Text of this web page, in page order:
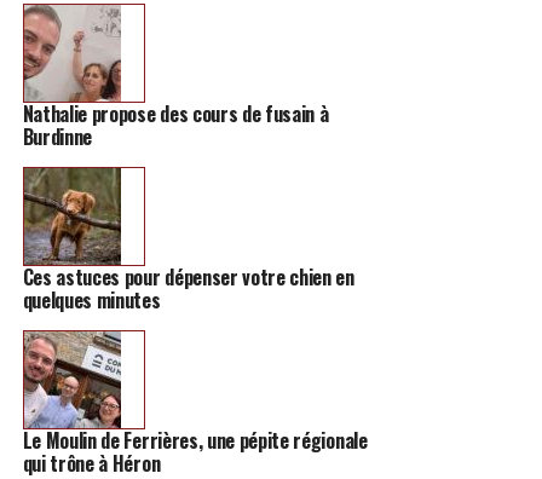
Nathalie propose des cours de fusain à
Burdinne
Ces astuces pour dépenser votre chien en
quelques minutes
Le Moulin de Ferrières, une pépite régionale
qui trône à Héron